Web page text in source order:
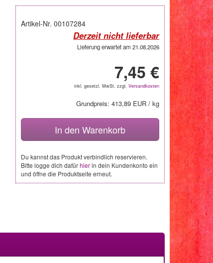
Artikel-Nr. 00107284
Derzeit nicht lieferbar
Lieferung erwartet am 21.08.2026
7,45 €
inkl. gesetzl. MwSt, zzgl. Versandkosten
Grundpreis: 413,89 EUR / kg
In den Warenkorb
Du kannst das Produkt verbindlich reservieren.
Bitte logge dich dafürhierin dein Kundenkonto ein
und öffne die Produktseite erneut.